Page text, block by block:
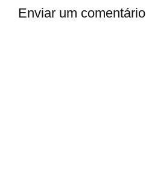
Enviar um comentário